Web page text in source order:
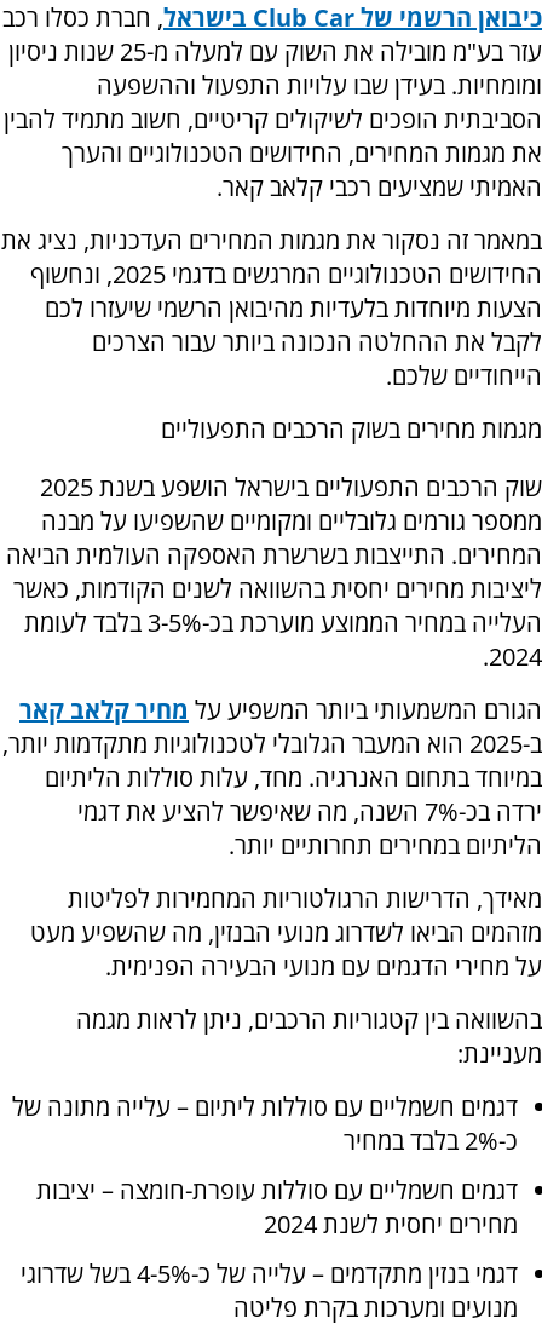
כיבואן הרשמי שלClub Car בישראל, חברת כסלו רכב
עזר בע"מ מובילה את השוק עם למעלה מ-25 שנות ניסיון
ומומחיות. בעידן שבו עלויות התפעול וההשפעה
הסביבתית הופכים לשיקולים קריטיים, חשוב מתמיד להבין
את מגמות המחירים, החידושים הטכנולוגיים והערך
האמיתי שמציעים רכבי קלאב קאר.
במאמר זה נסקור את מגמות המחירים העדכניות, נציג את
החידושים הטכנולוגיים המרגשים בדגמי 2025, ונחשוף
הצעות מיוחדות בלעדיות מהיבואן הרשמי שיעזרו לכם
לקבל את ההחלטה הנכונה ביותר עבור הצרכים
הייחודיים שלכם.
מגמות מחירים בשוק הרכבים התפעוליים
שוק הרכבים התפעוליים בישראל הושפע בשנת 2025
ממספר גורמים גלובליים ומקומיים שהשפיעו על מבנה
המחירים. התייצבות בשרשרת האספקה העולמית הביאה
ליציבות מחירים יחסית בהשוואה לשנים הקודמות, כאשר
העלייה במחיר הממוצע מוערכת בכ-3-5% בלבד לעומת
2024.
הגורם המשמעותי ביותר המשפיע על מחיר קלאב קאר
ב-2025 הוא המעבר הגלובלי לטכנולוגיות מתקדמות יותר,
במיוחד בתחום האנרגיה. מחד, עלות סוללות הליתיום
ירדה בכ-7% השנה, מה שאיפשר להציע את דגמי
הליתיום במחירים תחרותיים יותר.
מאידך, הדרישות הרגולטוריות המחמירות לפליטות
מזהמים הביאו לשדרוג מנועי הבנזין, מה שהשפיע מעט
על מחירי הדגמים עם מנועי הבעירה הפנימית.
בהשוואה בין קטגוריות הרכבים, ניתן לראות מגמה
מעניינת:
דגמים חשמליים עם סוללות ליתיום – עלייה מתונה של
כ-2% בלבד במחיר
דגמים חשמליים עם סוללות עופרת-חומצה – יציבות
מחירים יחסית לשנת 2024
דגמי בנזין מתקדמים – עלייה של כ-4-5% בשל שדרוגי
מנועים ומערכות בקרת פליטה